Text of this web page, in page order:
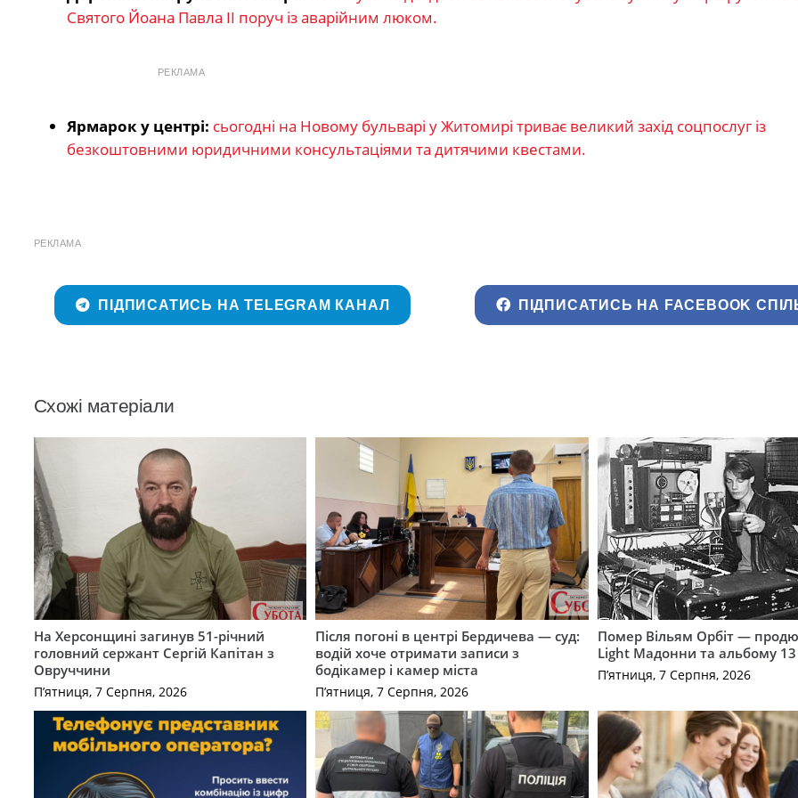
Святого Йоана Павла ІІ поруч із аварійним люком.
РЕКЛАМА
Ярмарок у центрі: сьогодні на Новому бульварі у Житомирі триває великий захід соцпослуг із
безкоштовними юридичними консультаціями та дитячими квестами.
РЕКЛАМА
ПІДПИСАТИСЬ НА TELEGRAM КАНАЛ ПІДПИСАТИСЬ НА FACEBOOK
Схожі матеріали
На Херсонщині загинув 51-річний
головний сержант Сергій Капітан з
Овруччини
П’ятниця, 7 Серпня, 2026
Після погоні в центрі Бердичева — суд:
водій хоче отримати записи з
бодікамер і камер міста
П’ятниця, 7 Серпня, 2026
Помер Вільям Орбіт —
Light Мадонни та альбому 13
П’ятниця, 7 Серпня, 2026